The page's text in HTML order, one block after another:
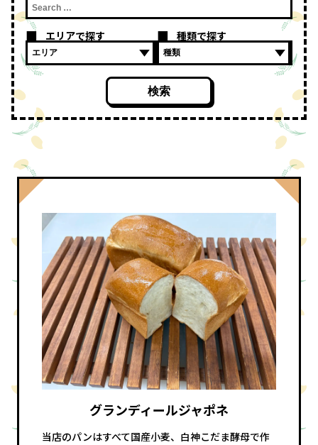
エリアで探す 種類で探す
検索
グランディールジャポネ
当店のパンはすべて国産小麦、白神こだま酵母で作